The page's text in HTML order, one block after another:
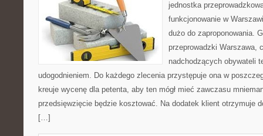
jednostka
funkcjonowanie w
dużo do zaproponowania.
przeprowadzki Warszawa,
nadchodzących obywateli
udogodnieniem. Do każdego zlecenia przystępuje ona w
kreuje wycenę dla petenta, aby ten mógł mieć zawczasu
przedsięwzięcie będzie kosztować. Na dodatek klient otrzymuje
[…]